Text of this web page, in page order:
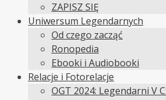
ZAPISZ SIĘ
Uniwersum Legendarnych
Od czego zacząć
Ronopedia
Ebooki i Audiobooki
Relacje i Fotorelacje
OGT 2024: Legendarni V